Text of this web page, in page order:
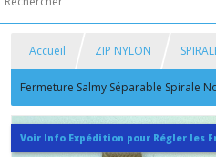
Accueil ZIP NYLON
Fermeture Salmy Séparable Spirale
Curseurs Bouche à Bouche sur